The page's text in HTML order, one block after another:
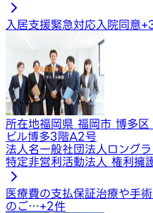
入居支援緊急対応入院同意+
所在地福岡県 福岡市 博多
ビル博多3階A2号
法人名一般社団法人ロング
特定非営利活動法人 権利擁
医療費の支払保証治療や手
のご…+2件